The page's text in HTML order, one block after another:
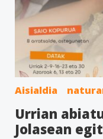
Aisialdia
Urrian
Jolasean